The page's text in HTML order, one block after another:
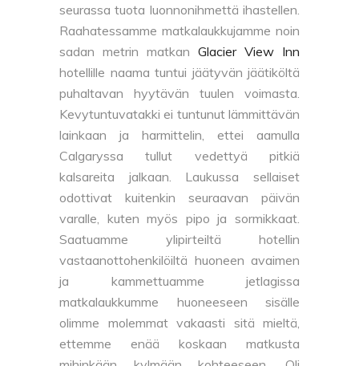
seurassa tuota luonnonihmettä ihastellen.
Raahatessamme matkalaukkujamme noin
sadan metrin matkan Glacier View Inn
hotellille naama tuntui jäätyvän jäätiköltä
puhaltavan hyytävän tuulen voimasta.
Kevytuntuvatakki ei tuntunut lämmittävän
lainkaan ja harmittelin, ettei aamulla
Calgaryssa tullut vedettyä pitkiä
kalsareita jalkaan. Laukussa sellaiset
odottivat kuitenkin seuraavan päivän
varalle, kuten myös pipo ja sormikkaat.
Saatuamme ylipirteiltä hotellin
vastaanottohenkilöiltä huoneen avaimen
ja kammettuamme jetlagissa
matkalaukkumme huoneeseen sisälle
olimme molemmat vakaasti sitä mieltä,
ettemme enää koskaan matkusta